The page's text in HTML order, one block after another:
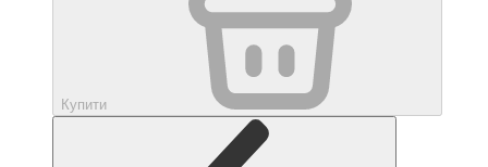
Купити